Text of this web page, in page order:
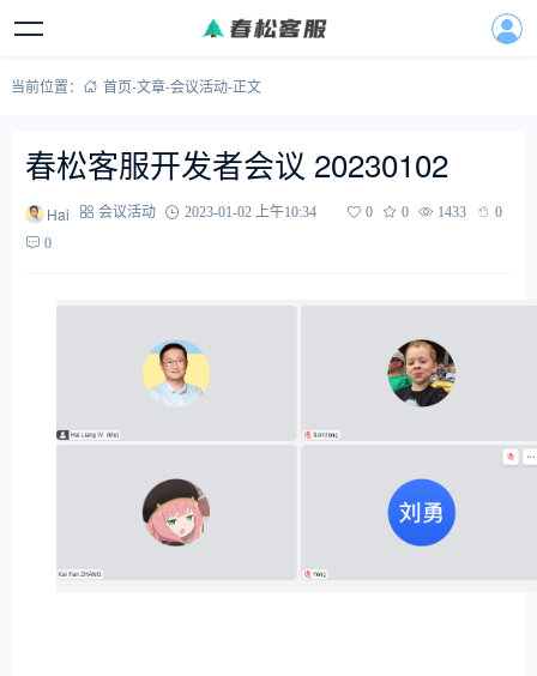
当前位置： 首页-文章-会议活动-正文
春松客服开发者会议 20230102
Hai 会议活动 2023-01-02 上午10:34 0 0 1433
0
0